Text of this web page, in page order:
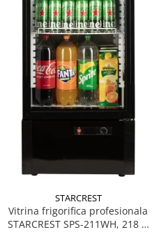
STARCREST
Vitrina frigorifica profesionala
STARCREST SPS-211WH, 218 L,